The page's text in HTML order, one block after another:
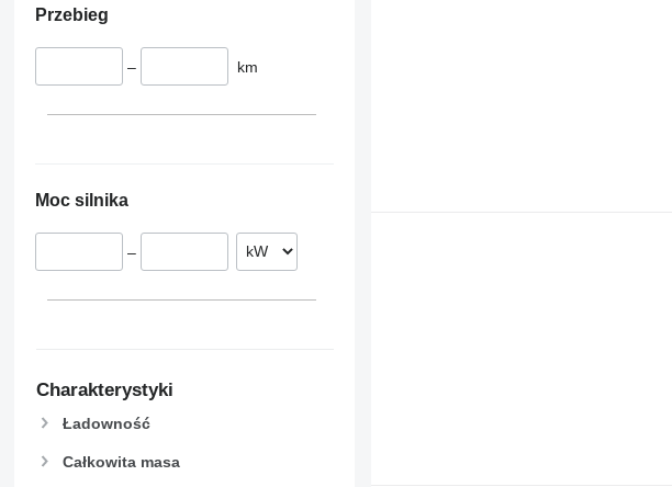
Przebieg
– km
Moc silnika
–
Charakterystyki
Ładowność
Całkowita masa